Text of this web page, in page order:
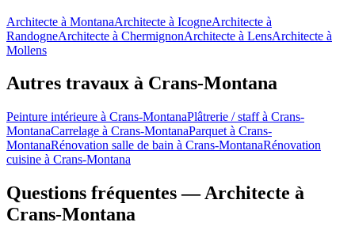
Architecte à MontanaArchitecte à IcogneArchitecte à
RandogneArchitecte à ChermignonArchitecte à LensArchitecte à
Mollens
Autres travaux à Crans-Montana
Peinture intérieure à Crans-MontanaPlâtrerie / staff à Crans-
MontanaCarrelage à Crans-MontanaParquet à Crans-
MontanaRénovation salle de bain à Crans-MontanaRénovation
cuisine à Crans-Montana
Questions fréquentes — Architecte à
Crans-Montana